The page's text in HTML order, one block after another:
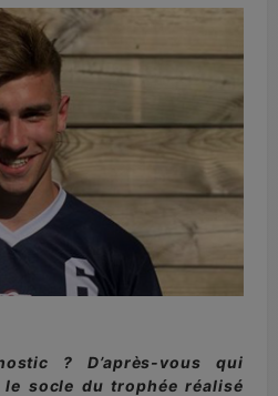
? D’après-vous qui
socle du trophée réalisé